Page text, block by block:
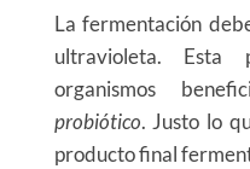
La fermentación
ultravioleta. Esta
organismos
probiótico. Justo lo
producto final